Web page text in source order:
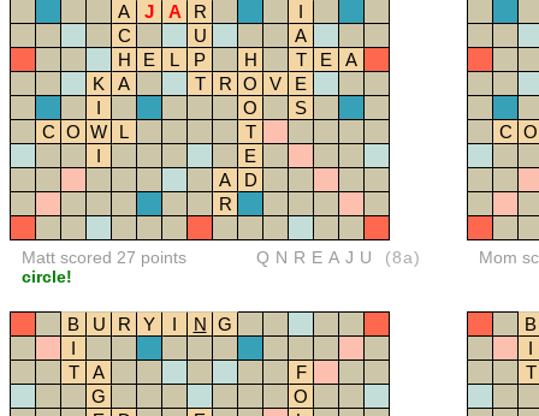
A
J A R
I
C
U
A
H
E L P H T E
A
K
A T R O V
E
I
O
S
C O W L
T
I
E
A
D
R
Matt scored 27 points
circle!
QNREAJU (8a)
C O
Mom
B U R Y I N G
I
T
A
F
G
O
B
I
T